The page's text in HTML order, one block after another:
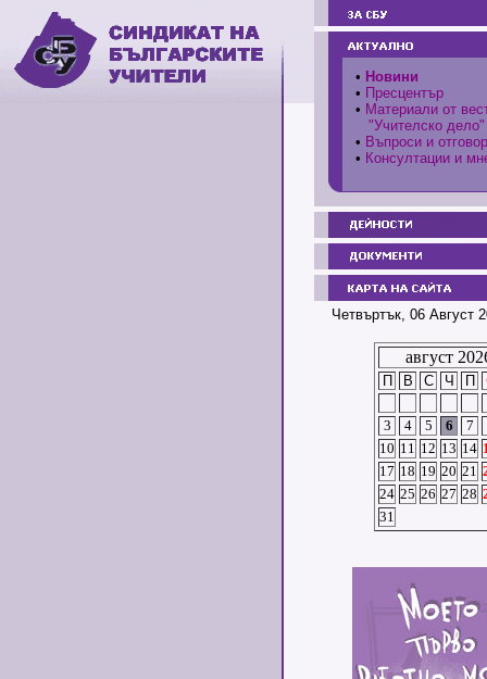
• Новини
• Пресцентър
• Материали от
"Учителско дело"
• Въпроси и
• Консултации и
Четвъртък, 06 Август
август
П В С Ч П
3
4 5 6 7
10 11 12 13 14
17 18 19 20 21
24 25 26 27 28
31